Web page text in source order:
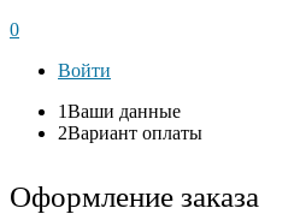
0
Войти
1Ваши данные
2Вариант оплаты
Оформление заказа